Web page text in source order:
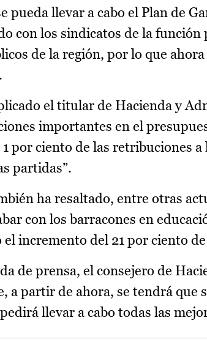
pueda llevar a cabo el Plan de
con los sindicatos de la
de la región, por lo que
el titular de Hacienda y
importantes en el
por ciento de las retribuciones
partidas”.
ha resaltado, entre otras
con los barracones en
el incremento del 21 por ciento
de prensa, el consejero de
a partir de ahora, se tendrá que
llevar a cabo todas las